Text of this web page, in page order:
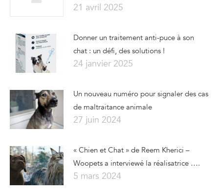
21 avril 2025
Donner un traitement anti-puce à son
chat : un défi, des solutions !
24 janvier 2025
Un nouveau numéro pour signaler des cas
de maltraitance animale
27 juin 2024
« Chien et Chat » de Reem Kherici –
Woopets a interviewé la réalisatrice ….
5 mars 2024